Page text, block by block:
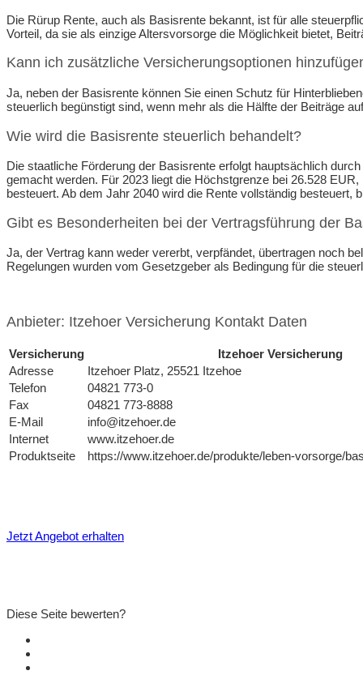
Die Rürup Rente, auch als Basisrente bekannt, ist für alle
Vorteil, da sie als einzige Altersvorsorge die Möglichkeit bietet,
Kann ich zusätzliche Versicherungsoptionen
Ja, neben der Basisrente können Sie einen Schutz für
steuerlich begünstigt sind, wenn mehr als die Hälfte der Beiträge
Wie wird die Basisrente steuerlich behandelt?
Die staatliche Förderung der Basisrente erfolgt hauptsächlich
gemacht werden. Für 2023 liegt die Höchstgrenze bei 26.528
besteuert. Ab dem Jahr 2040 wird die Rente vollständig besteuert,
Gibt es Besonderheiten bei der Vertragsführung der
Ja, der Vertrag kann weder vererbt, verpfändet, übertragen noch
Regelungen wurden vom Gesetzgeber als Bedingung für die
Anbieter: Itzehoer Versicherung Kontakt Daten
Versicherung
Itzehoer Versicherung
Adresse
Itzehoer Platz, 25521 Itzehoe
Telefon
04821 773-0
Fax
04821 773-8888
E-Mail
info@itzehoer.de
Internet
www.itzehoer.de
Produktseite
https://www.itzehoer.de/produkte/leben-vorsorge/
Jetzt Angebot erhalten
Diese Seite bewerten?